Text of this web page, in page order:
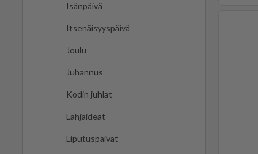
Isänpäivä
Itsenäisyyspäivä
Joulu
Juhannus
Kodin juhlat
Lahjaideat
Liputuspäivät